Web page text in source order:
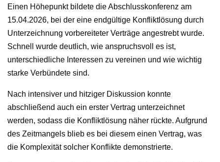
Einen Höhepunkt bildete die Abschlusskonferenz am
15.04.2026, bei der eine endgültige Konfliktlösung durch
Unterzeichnung vorbereiteter Verträge angestrebt wurde.
Schnell wurde deutlich, wie anspruchsvoll es ist,
unterschiedliche Interessen zu vereinen und wie wichtig
starke Verbündete sind.
Nach intensiver und hitziger Diskussion konnte
abschließend auch ein erster Vertrag unterzeichnet
werden, sodass die Konfliktlösung näher rückte. Aufgrund
des Zeitmangels blieb es bei diesem einen Vertrag, was
die Komplexität solcher Konflikte demonstrierte.